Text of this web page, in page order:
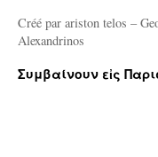
Créé par ariston telos –
Alexandrinos
Συμβαίνουν εἰς